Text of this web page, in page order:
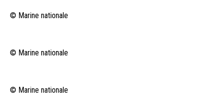
© Marine nationale
© Marine nationale
© Marine nationale